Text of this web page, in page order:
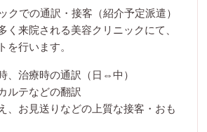
クでの通訳・接客（紹介予定派遣）
く来院される美容クリニックにて、
を行います。
、治療時の通訳（日⇔中）
ルテなどの翻訳
、お見送りなどの上質な接客・おも